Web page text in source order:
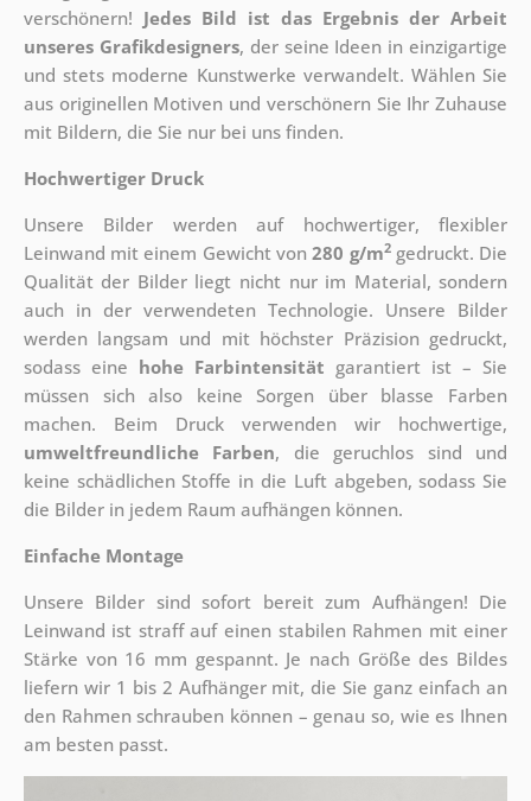
verschönern! Jedes Bild ist das Ergebnis der Arbeit
unseres Grafikdesigners, der seine Ideen in einzigartige
und stets moderne Kunstwerke verwandelt. Wählen Sie
aus originellen Motiven und verschönern Sie Ihr Zuhause
mit Bildern, die Sie nur bei uns finden.
Hochwertiger Druck
Unsere Bilder werden auf hochwertiger, flexibler
Leinwand mit einem Gewicht von280 g/m2gedruckt. Die
Qualität der Bilder liegt nicht nur im Material, sondern
auch in der verwendeten Technologie. Unsere Bilder
werden langsam und mit höchster Präzision gedruckt,
sodass eine hohe Farbintensität garantiert ist – Sie
müssen sich also keine Sorgen über blasse Farben
machen. Beim Druck verwenden wir hochwertige,
umweltfreundliche Farben, die geruchlos sind und
keine schädlichen Stoffe in die Luft abgeben, sodass Sie
die Bilder in jedem Raum aufhängen können.
Einfache Montage
Unsere Bilder sind sofort bereit zum Aufhängen! Die
Leinwand ist straff auf einen stabilen Rahmen mit einer
Stärke von 16 mm gespannt. Je nach Größe des Bildes
liefern wir 1 bis 2 Aufhänger mit, die Sie ganz einfach an
den Rahmen schrauben können – genau so, wie es Ihnen
am besten passt.